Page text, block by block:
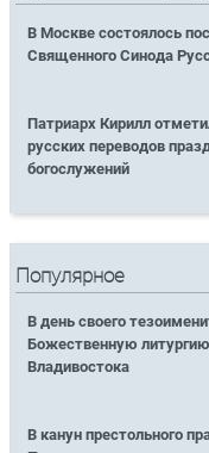
В Москве состоялось
Священного Синода
Патриарх Кирилл
русских переводов
богослужений
Популярное
В день своего
Божественную
Владивостока
В канун престольного